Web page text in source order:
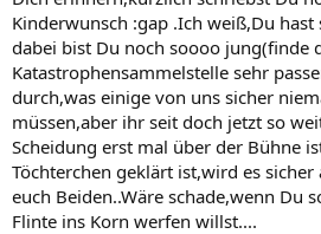
Kinderwunsch :gap .Ich weiß,Du
dabei bist Du noch soooo jung(finde
Katastrophensammelstelle sehr
durch,was einige von uns sicher
müssen,aber ihr seit doch jetzt so
Scheidung erst mal über der Bühne
Töchterchen geklärt ist,wird es
euch Beiden..Wäre schade,wenn Du
Flinte ins Korn werfen willst....